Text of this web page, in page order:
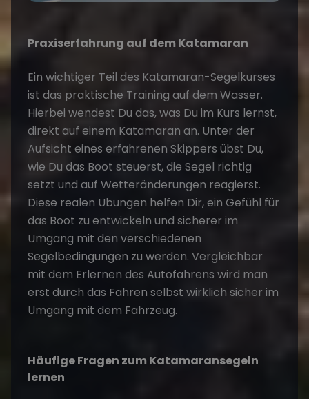
Praxiserfahrung auf dem Katamaran
Ein wichtiger Teil des Katamaran-Segelkurses
ist das praktische Training auf dem Wasser.
Hierbei wendest Du das, was Du im Kurs lernst,
direkt auf einem Katamaran an. Unter der
Aufsicht eines erfahrenen Skippers übst Du,
wie Du das Boot steuerst, die Segel richtig
setzt und auf Wetteränderungen reagierst.
Diese realen Übungen helfen Dir, ein Gefühl für
das Boot zu entwickeln und sicherer im
Umgang mit den verschiedenen
Segelbedingungen zu werden. Vergleichbar
mit dem Erlernen des Autofahrens wird man
erst durch das Fahren selbst wirklich sicher im
Umgang mit dem Fahrzeug.
Häufige Fragen zum Katamaransegeln
lernen